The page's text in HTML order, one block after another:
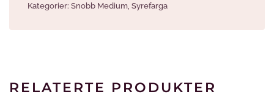
Kategorier: Snobb Medium Syrefarga
RELATERTE PRODUKTER